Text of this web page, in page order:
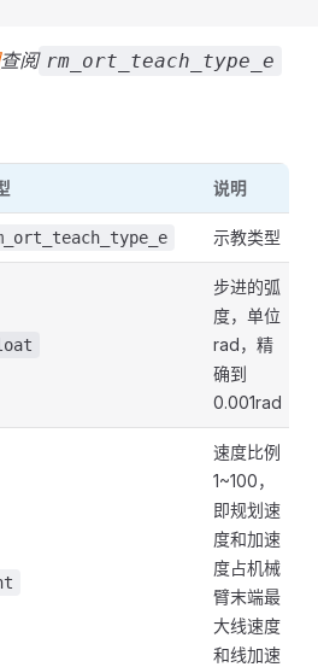
查阅 rm_ort_teach_type_e
说明
示教类型
步进的弧
度，单位
rad，精
确到
0.001rad
速度比例
1~100，
即规划速
度和加速
度占机械
臂末端最
大线速度
和线加速